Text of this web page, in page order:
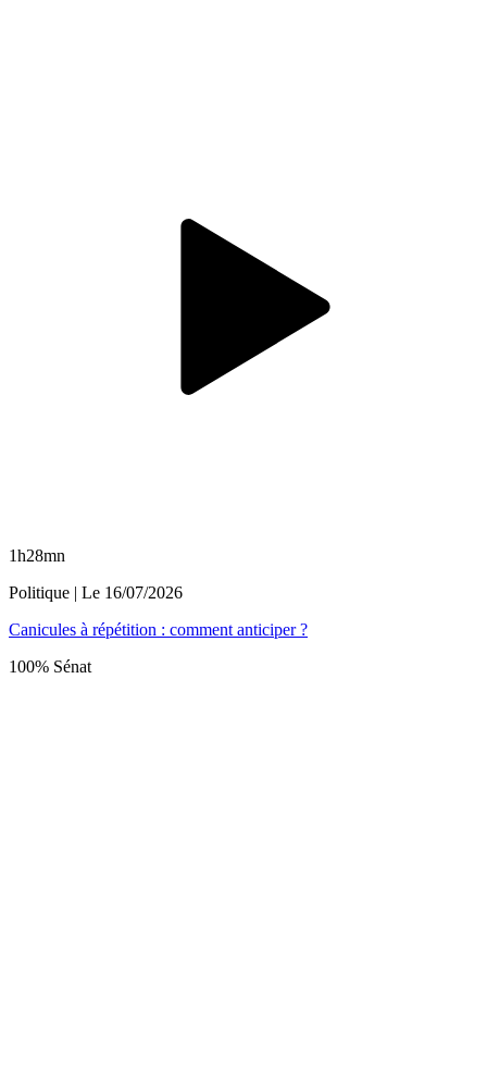
1h28mn
Politique | Le 16/07/2026
Canicules à répétition : comment anticiper ?
100% Sénat